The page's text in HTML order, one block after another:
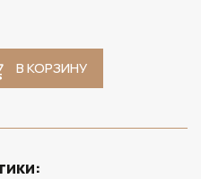
В КОРЗИНУ